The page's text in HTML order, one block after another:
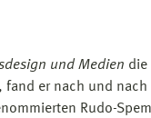
und Medien die
er nach und
Rudo-